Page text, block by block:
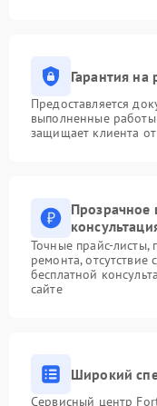
Гарантия на
Предоставляется
выполненные
защищает клиента
Прозрачное
Точные прайс-листы,
ремонта,
бесплатной
сайте
Широкий
Сервисный центр